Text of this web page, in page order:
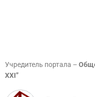
Учредитель портала –
XXI”